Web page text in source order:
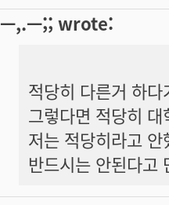
ㅡ,.ㅡ;; wrote:
적당히 다른거 하
그렇다면 적당히
저는 적당히라고
반드시는 안된다고